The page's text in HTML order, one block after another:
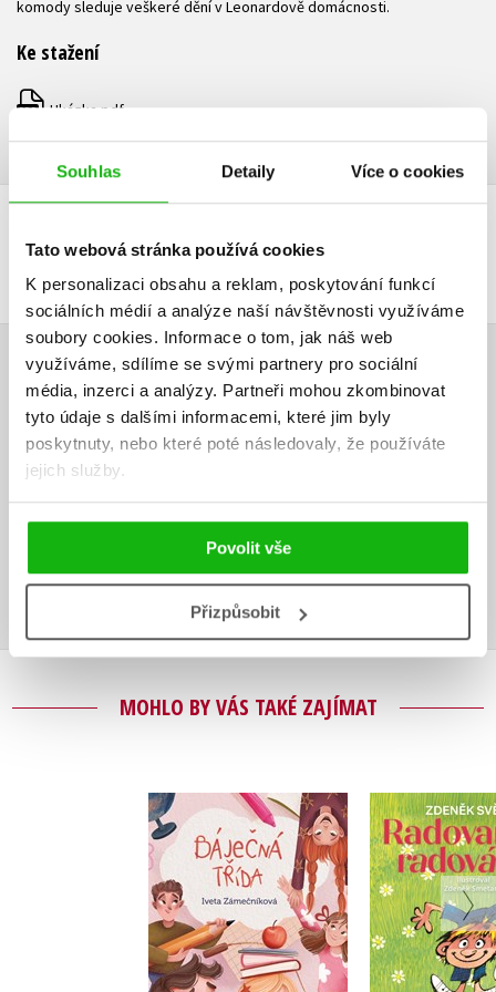
Souhlas Detaily Více o cookies
Tato webová stránka používá cookies
K personalizaci obsahu a reklam, poskytování funkcí
sociálních médií a analýze naší návštěvnosti využíváme
soubory cookies. Informace o tom, jak náš web
využíváme, sdílíme se svými partnery pro sociální
média, inzerci a analýzy. Partneři mohou zkombinovat
tyto údaje s dalšími informacemi, které jim byly
poskytnuty, nebo které poté následovaly, že používáte
jejich služby.
Povolit vše
Přizpůsobit
komody sleduje veškeré dění v Leonardově domácnosti.
Ke stažení
PDF Ukázka.pdf
DALŠÍ TITULY Z ŘADY "LEONARDO"
HODNOCENÍ ČTENÁŘŮ
V současné době nejsou vytvořena žádná uživatelská hodnocení.
Přihlásit
MOHLO BY VÁS TAKÉ ZAJÍMAT
Báječná třída
Iveta Zámečníková
Zdeněk